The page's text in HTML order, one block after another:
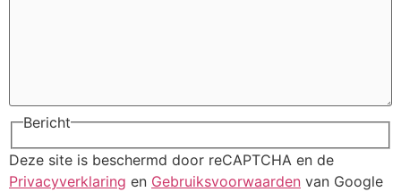
Bericht
Deze site is beschermd door reCAPTCHA en de
Privacyverklaring en Gebruiksvoorwaarden van Google